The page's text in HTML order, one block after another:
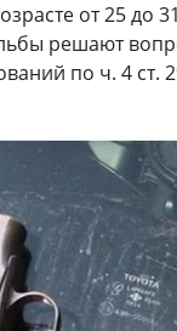
от 25 до
решают
по ч. 4 ст.